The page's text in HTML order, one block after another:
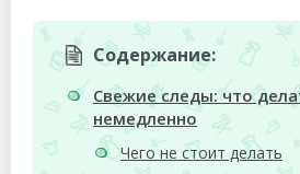
Содержание:
Свежие следы: что
немедленно
Чего не стоит делать